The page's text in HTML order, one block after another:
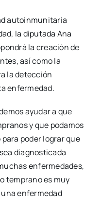
autoinmunitaria
la diputada Ana
la creación de
así como la
la detección
enfermedad.
ayudar a que
y que podamos
poder lograr que
diagnosticada
enfermedades,
temprano es muy
enfermedad